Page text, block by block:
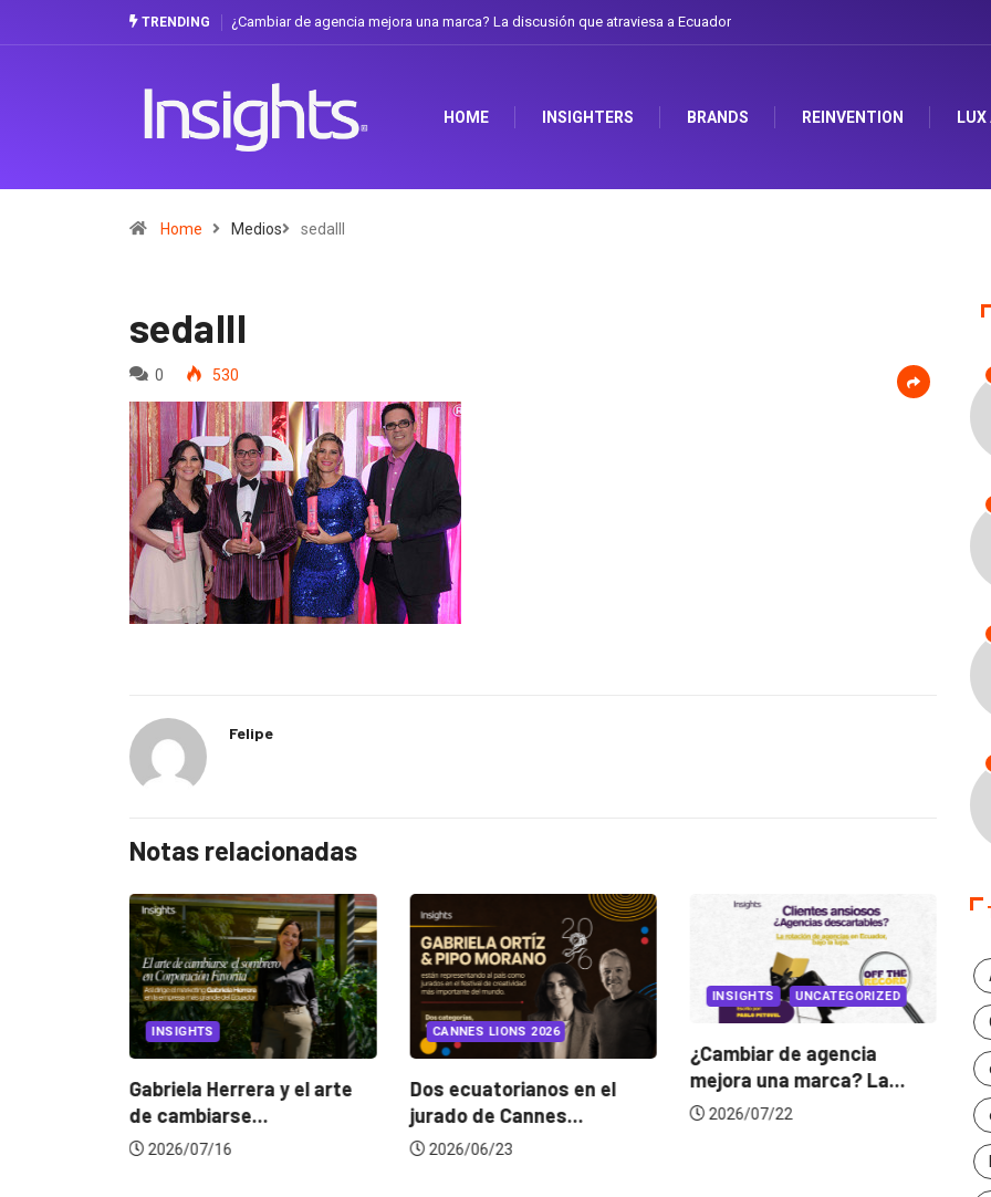
TRENDING ¿Cambiar de agencia mejora una marca? La discusión que atraviesa a Ecuador
HOME INSIGHTERS BRANDS REINVENTION LUX
Home Medios sedalll
sedalll
0 530
Felipe
Notas relacionadas
INSIGHTS
Gabriela Herrera y el arte
de cambiarse...
2026/07/16
CANNES LIONS 2026
Dos ecuatorianos en el
jurado de Cannes...
2026/06/23
INSIGHTS UNCATEGORIZED
¿Cambiar de agencia
mejora una marca? La...
2026/07/22